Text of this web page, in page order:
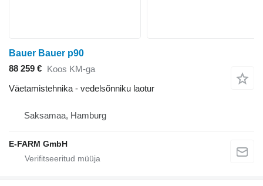
Bauer Bauer p90
88 259 € Koos KM-ga
Väetamistehnika - vedelsõnniku laotur
Saksamaa, Hamburg
E-FARM GmbH